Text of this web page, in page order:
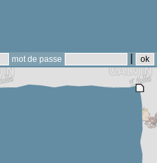
mot de passe